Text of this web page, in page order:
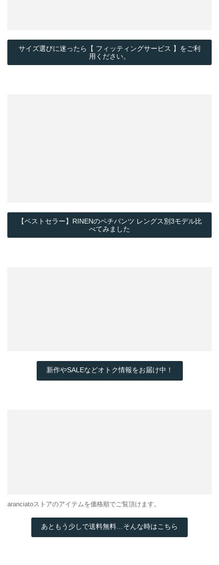
サイズ選びに迷ったら【 フィッティングサービス 】をご利
用ください。
【ベストセラー】RINENのペチパンツ レングス別3モデル比
べてみました
新作やSALEなどオトク情報をお届け中！
aranciatoストアのアイテムを価格順でご覧頂けます。
あともう少しで送料無料…そんな時はこちら